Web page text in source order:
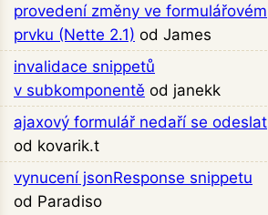
provedení změny ve formulářovém
prvku (Nette 2.1) od James
invalidace snippetů
v subkomponentě od janekk
ajaxový formulář nedaří se odeslat
od kovarik.t
vynucení jsonResponse snippetu
od Paradiso